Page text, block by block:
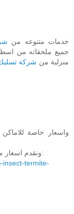
خدمات متنوعه من
جميع ملحقاته من
منزلية من شركة
واسعار خاصة
ونقدم اسعار مناسبة وعروض على الاماكن الكبرى موقعنا:
insect-termite-